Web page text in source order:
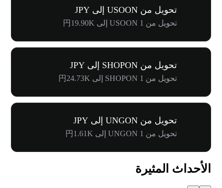
تحويل من USOON إلى JPY
تحويل من 1 USOON إلى 円19.90K
تحويل من SHOPON إلى JPY
تحويل من 1 SHOPON إلى 円24.73K
تحويل من UNGON إلى JPY
تحويل من 1 UNGON إلى 円1.61K
الأحداث المثيرة